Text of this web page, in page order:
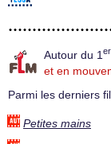
Autour du 1 er
et en
Parmi les derniers
Petites mains